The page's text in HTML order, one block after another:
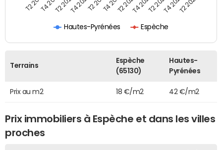
Hautes-Pyrénées Espèche
Terrains
Espèche
(65130)
Hautes-
Pyrénées
Prix au m2 18 €/m2 42 €/m2
Prix immobiliers à Espèche et dans les villes
proches